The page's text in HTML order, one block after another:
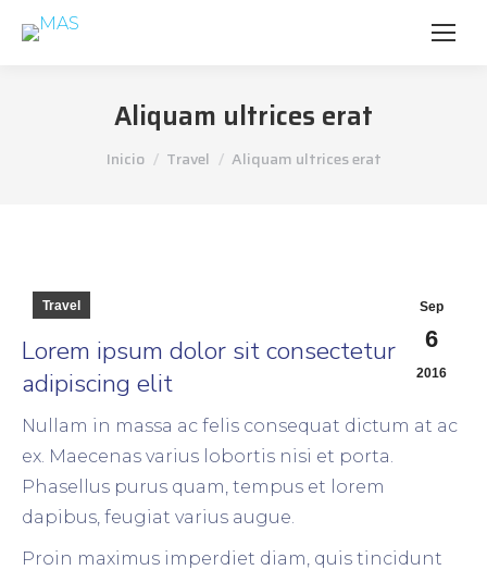
Aliquam ultrices erat
Estás aquí:
Inicio Travel Aliquam ultrices erat
Sep
6
2016
Travel
Lorem ipsum dolor sit consectetur
adipiscing elit
Nullam in massa ac felis consequat dictum at ac
ex. Maecenas varius lobortis nisi et porta.
Phasellus purus quam, tempus et lorem
dapibus, feugiat varius augue.
Proin maximus imperdiet diam, quis tincidunt